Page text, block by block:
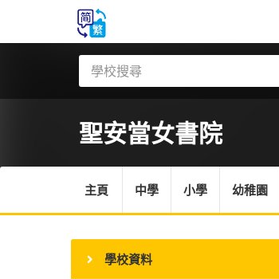
聖安當女書院
主頁 中學 小學 幼稚園
學校資料